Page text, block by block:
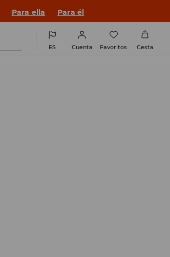
Para ella Para él
ES Cuenta Favoritos Cesta